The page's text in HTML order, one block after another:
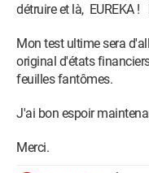
détruire et là, EUREKA
Mon test ultime sera
original d'états
feuilles fantômes.
J'ai bon espoir
Merci.